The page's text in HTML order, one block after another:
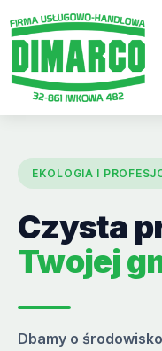
EKOLOGIA I
Czysta
Twojej
Dbamy o